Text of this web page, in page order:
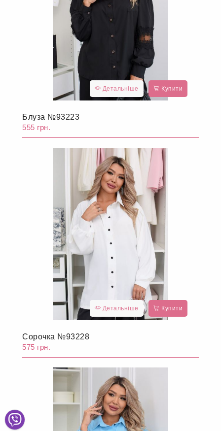
Детальніше Купити
Блуза №93223
555 грн.
Детальніше Купити
Сорочка №93228
575 грн.